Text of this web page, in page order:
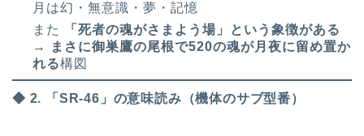
月は幻・無意識・夢・記憶
また
「死者の魂がさまよう場」という象徴がある
→ まさに御巣鷹の尾根で520の魂が月夜に留め置か
れる構図
◆ 2. 「SR-46」の意味読み（機体のサブ型番）
ホーム
プロフィール